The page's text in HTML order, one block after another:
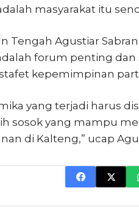
masyarakat itu
Tengah Agustiar
forum penting dan
kepemimpinan
yang terjadi harus
sosok yang mampu
di Kalteng,” ucap